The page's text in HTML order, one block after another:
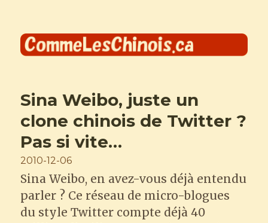
Comme les Chinois
Sina Weibo, juste un
clone chinois de Twitter ?
Pas si vite…
Posted
on
2010-12-06
Sina Weibo, en avez-vous déjà entendu
parler ? Ce réseau de micro-blogues
du style Twitter compte déjà 40